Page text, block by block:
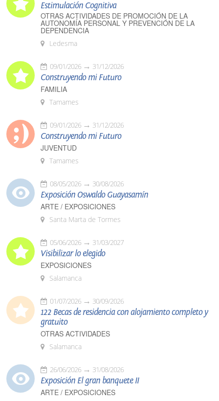
Estimulación Cognitiva
OTRAS ACTIVIDADES DE PROMOCIÓN DE LA
AUTONOMÍA PERSONAL Y PREVENCIÓN DE LA
DEPENDENCIA
Ledesma
09/01/2026 31/12/2026
Construyendo mi Futuro
FAMILIA
Tamames
09/01/2026 31/12/2026
Construyendo mi Futuro
JUVENTUD
Tamames
08/05/2026 30/08/2026
Exposición Oswaldo Guayasamín
ARTE / EXPOSICIONES
Santa Marta de Tormes
05/06/2026 31/03/2027
Visibilizar lo elegido
EXPOSICIONES
Salamanca
01/07/2026 30/09/2026
122 Becas de residencia con alojamiento completo y
gratuito
OTRAS ACTIVIDADES
Salamanca
26/06/2026 31/08/2026
Exposición El gran banquete II
ARTE / EXPOSICIONES